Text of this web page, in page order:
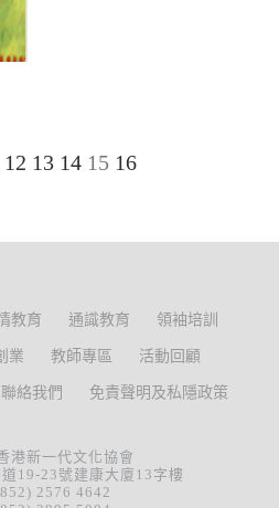
12 13 14 15 16
教育 通識教育 領袖培訓
業 教師專區 活動回顧
聯絡我們 免責聲明及私隱政策
港新一代文化協會
19-23號建康大廈13字樓
2576 4642